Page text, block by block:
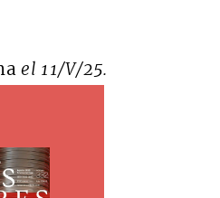
el 11/V/25.